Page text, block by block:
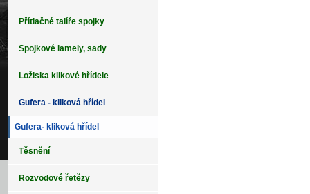
Přítlačné talíře spojky
Spojkové lamely, sady
Ložiska klikové hřídele
Gufera - kliková hřídel
Gufera- kliková hřídel
Těsnění
Rozvodové řetězy